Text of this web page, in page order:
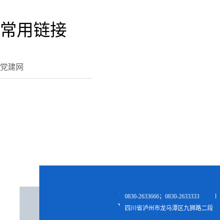
常用链接
党建网
0830-2633666；0830-2633333
四川省泸州市龙马潭区九狮路二段